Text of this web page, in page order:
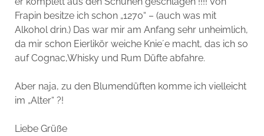
Frapin besitze ich schon „1270“ – (auch was mit
Alkohol drin.) Das war mir am Anfang sehr unheimlich,
da mir schon Eierlikör weiche Knie´e macht, das ich so
auf Cognac,Whisky und Rum Düfte abfahre.
Aber naja, zu den Blumendüften komme ich vielleicht
im „Alter“ ?!
Liebe Grüße